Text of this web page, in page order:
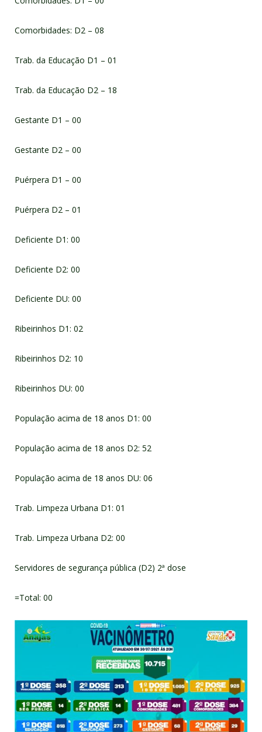
Comorbidades: D2 – 08
Trab. da Educação D1 – 01
Trab. da Educação D2 – 18
Gestante D1 – 00
Gestante D2 – 00
Puérpera D1 – 00
Puérpera D2 – 01
Deficiente D1: 00
Deficiente D2: 00
Deficiente DU: 00
Ribeirinhos D1: 02
Ribeirinhos D2: 10
Ribeirinhos DU: 00
População acima de 18 anos D1: 00
População acima de 18 anos D2: 52
População acima de 18 anos DU: 06
Trab. Limpeza Urbana D1: 01
Trab. Limpeza Urbana D2: 00
Servidores de segurança pública (D2) 2ª dose
=Total: 00